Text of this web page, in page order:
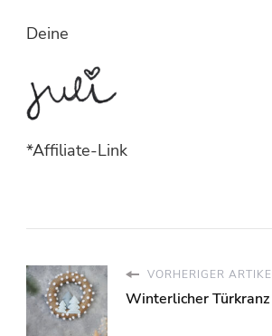
Deine
*Affiliate-Link
VORHERIGER
Winterlicher Türkranz